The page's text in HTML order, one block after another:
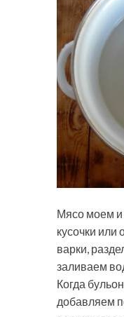
Мясо моем
кусочки или
варки,
заливаем
Когда
добавляем